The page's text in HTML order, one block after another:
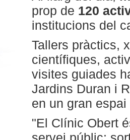
prop de 120
institucions del
Tallers pràctics,
científiques,
visites guiades
Jardins Duran i
en un gran
"El Clínic Obert